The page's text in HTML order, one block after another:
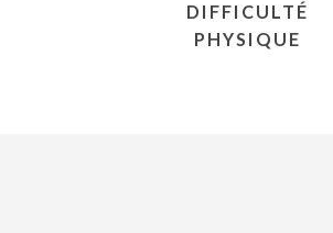
DIFFICULTÉ
PHYSIQUE